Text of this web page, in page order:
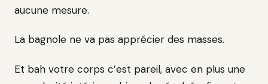
aucune mesure.
La bagnole ne va pas apprécier des masses.
Et bah votre corps c’est pareil, avec en plus une